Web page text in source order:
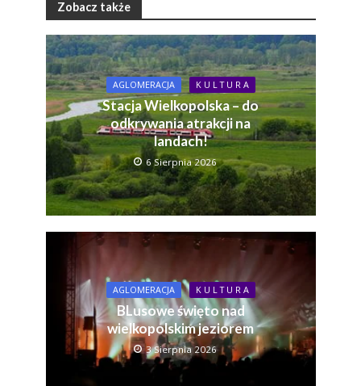
Zobacz także
AGLOMERACJA K U L T U R A
Stacja Wielkopolska – do
odkrywania atrakcji na
landach!
6 Sierpnia 2026
AGLOMERACJA K U L T U R A
BLusowe święto nad
wielkopolskim jeziorem
3 Sierpnia 2026